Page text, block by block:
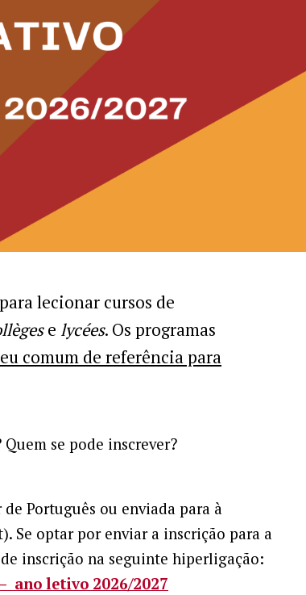
para lecionar cursos de
e lycées. Os programas
comum de referência para
se pode inscrever?
Português ou enviada para à
Se optar por enviar a inscrição para a
inscrição na seguinte hiperligação:
ano letivo 2026/2027